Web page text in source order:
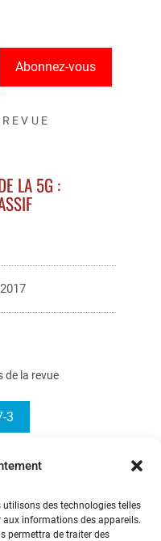
utilisons des technologies telles
aux informations des appareils.
permettra de traiter des
Abonnez-vous
LA 5G :
de la revue
3